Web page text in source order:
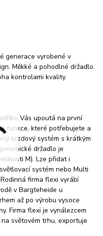
generace vyrobené v
Měkké a pohodlné držadlo.
kontrolami kvality.
Vás upoutá na první
funkce, které potřebujete a
brzdový systém s krátkým
držadlo je
M). Lze přidat i
systém nebo Multi
firma flexi vyrábí
v Bargteheide u
až po výrobu vysoce
Firma flexi je vynálezcem
světovém trhu, exportuje